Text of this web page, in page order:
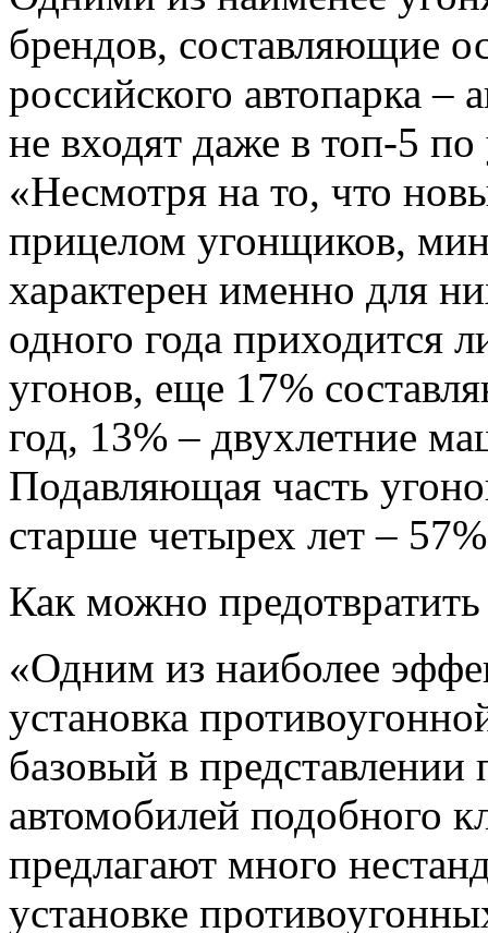
брендов, составляющие
российского автопарка
не входят даже в топ-5
«Несмотря на то, что
прицелом угонщиков,
характерен именно для
одного года приходится
угонов, еще 17%
год, 13% – двухлетние
Подавляющая часть
старше четырех лет –
Как можно
«Одним из наиболее
установка
базовый в представлении
автомобилей подобного
предлагают много
установке